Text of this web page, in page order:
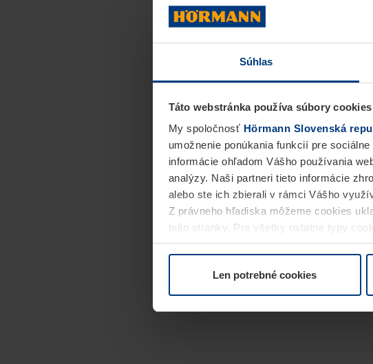
Súhlas
Táto webstránka používa súbory cookies
My spoločnosť Hörmann Slovenská
umožnenie ponúkania funkcií pre
informácie ohľadom Vášho používania
analýzy. Naši partneri tieto informácie
alebo ste ich zbierali v rámci Vášho
Z právneho hľadiska môžeme cookies
tejto stránky. Pre všetky ostatné typy
alebo odvolať vo vysvetlení cookie na
Len potrebné cookies